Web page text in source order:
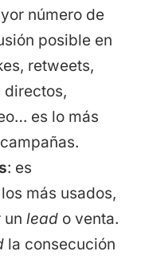
número de
posible en
retweets,
directos,
es lo más
: es
más usados,
un lead o venta.
la consecución